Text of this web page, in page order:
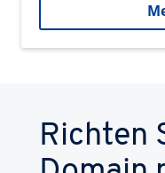
Richten